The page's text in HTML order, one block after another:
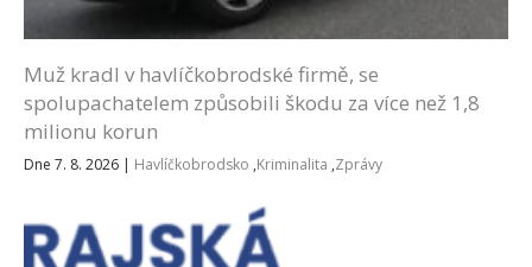
Muž kradl v havlíčkobrodské firmě, se
spolupachatelem způsobili škodu za více než 1,8
milionu korun
Dne 7. 8. 2026 | Havlíčkobrodsko ,Kriminalita ,Zprávy